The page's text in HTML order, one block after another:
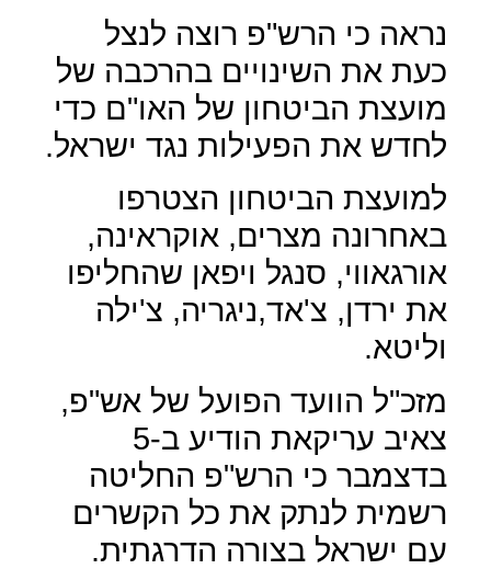
נראה כי הרש"פ רוצה לנצל
כעת את השינויים בהרכבה של
מועצת הביטחון של האו"ם כדי
לחדש את הפעילות נגד ישראל.
למועצת הביטחון הצטרפו
באחרונה מצרים, אוקראינה,
אורגאווי, סנגל ויפאן שהחליפו
את ירדן, צ'אד,ניגריה, צ'ילה
וליטא.
מזכ"ל הוועד הפועל של אש"פ,
צאיב עריקאת הודיע ב-5
בדצמבר כי הרש"פ החליטה
רשמית לנתק את כל הקשרים
עם ישראל בצורה הדרגתית.